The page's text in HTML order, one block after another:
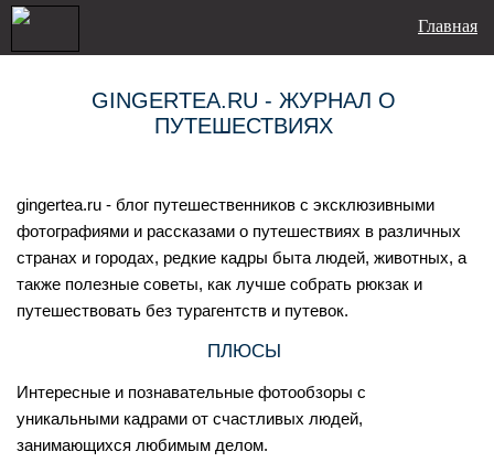
Главная
GINGERTEA.RU - ЖУРНАЛ О
ПУТЕШЕСТВИЯХ
gingertea.ru - блог путешественников с эксклюзивными
фотографиями и рассказами о путешествиях в различных
странах и городах, редкие кадры быта людей, животных, а
также полезные советы, как лучше собрать рюкзак и
путешествовать без турагентств и путевок.
ПЛЮСЫ
Интересные и познавательные фотообзоры с
уникальными кадрами от счастливых людей,
занимающихся любимым делом.